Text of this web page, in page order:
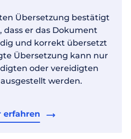
Übersetzung bestätigt
dass er das Dokument
und korrekt übersetzt
Übersetzung kann nur
oder vereidigten
werden.
erfahren